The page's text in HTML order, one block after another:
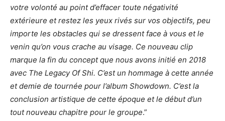
votre volonté au point d’effacer toute négativité
extérieure et restez les yeux rivés sur vos objectifs, peu
importe les obstacles qui se dressent face à vous et le
venin qu’on vous crache au visage. Ce nouveau clip
marque la fin du concept que nous avons initié en 2018
avec The Legacy Of Shi. C’est un hommage à cette année
et demie de tournée pour l’album Showdown. C’est la
conclusion artistique de cette époque et le début d’un
tout nouveau chapitre pour le groupe.”